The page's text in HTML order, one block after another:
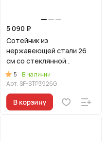
5 090 ₽
Сотейник из
нержавеющей стали 26
см со стеклянной
крышкой, линия "Сафия"
5
В наличии
Арт. SF-STP3926G
В корзину